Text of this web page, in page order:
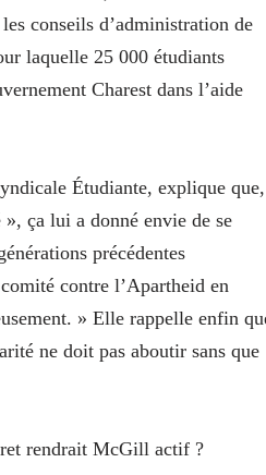
conseils d’administration de
laquelle 25 000 étudiants
Charest dans l’aide
Étudiante, explique que,
ça lui a donné envie de se
précédentes
contre l’Apartheid en
» Elle rappelle enfin
ne doit pas aboutir sans que
rendrait McGill actif ?